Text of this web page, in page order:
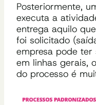
Posteriormente,
executa a
entrega aquilo que
foi solicitado
empresa pode
em linhas gerais,
do processo é